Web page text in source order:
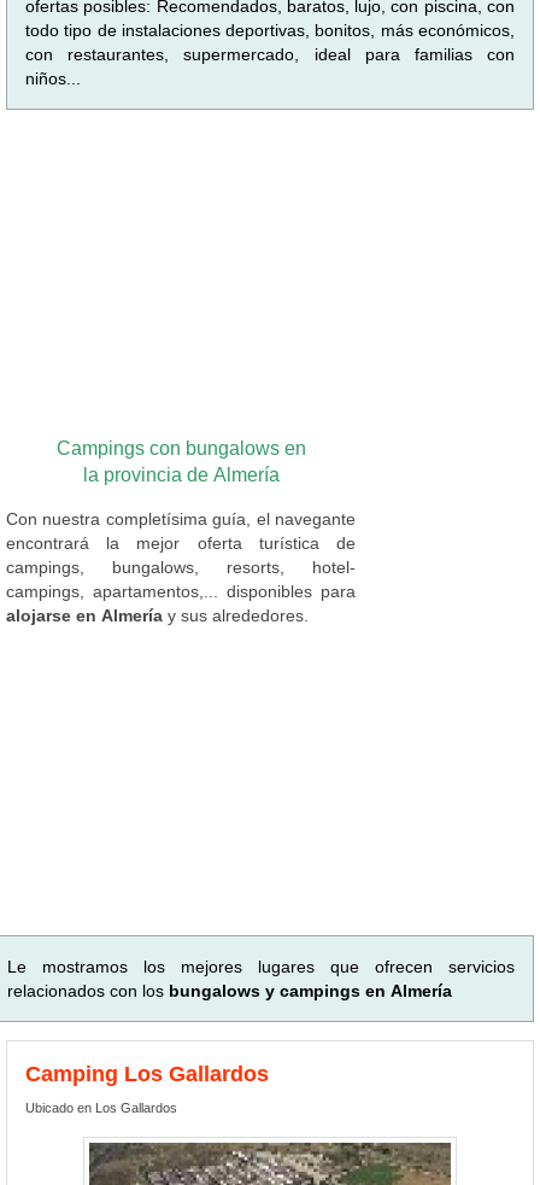
ofertas posibles: Recomendados, baratos, lujo, con piscina, con
todo tipo de instalaciones deportivas, bonitos, más económicos,
con restaurantes, supermercado, ideal para familias con
niños...
Campings con bungalows en
la provincia de Almería
Con nuestra completísima guía, el navegante
encontrará la mejor oferta turística de
campings, bungalows, resorts, hotel-
campings, apartamentos,... disponibles para
alojarse en Almería y sus alrededores.
Le mostramos los mejores lugares que ofrecen servicios
relacionados con los bungalows y campings en Almería
Camping Los Gallardos
Ubicado en Los Gallardos